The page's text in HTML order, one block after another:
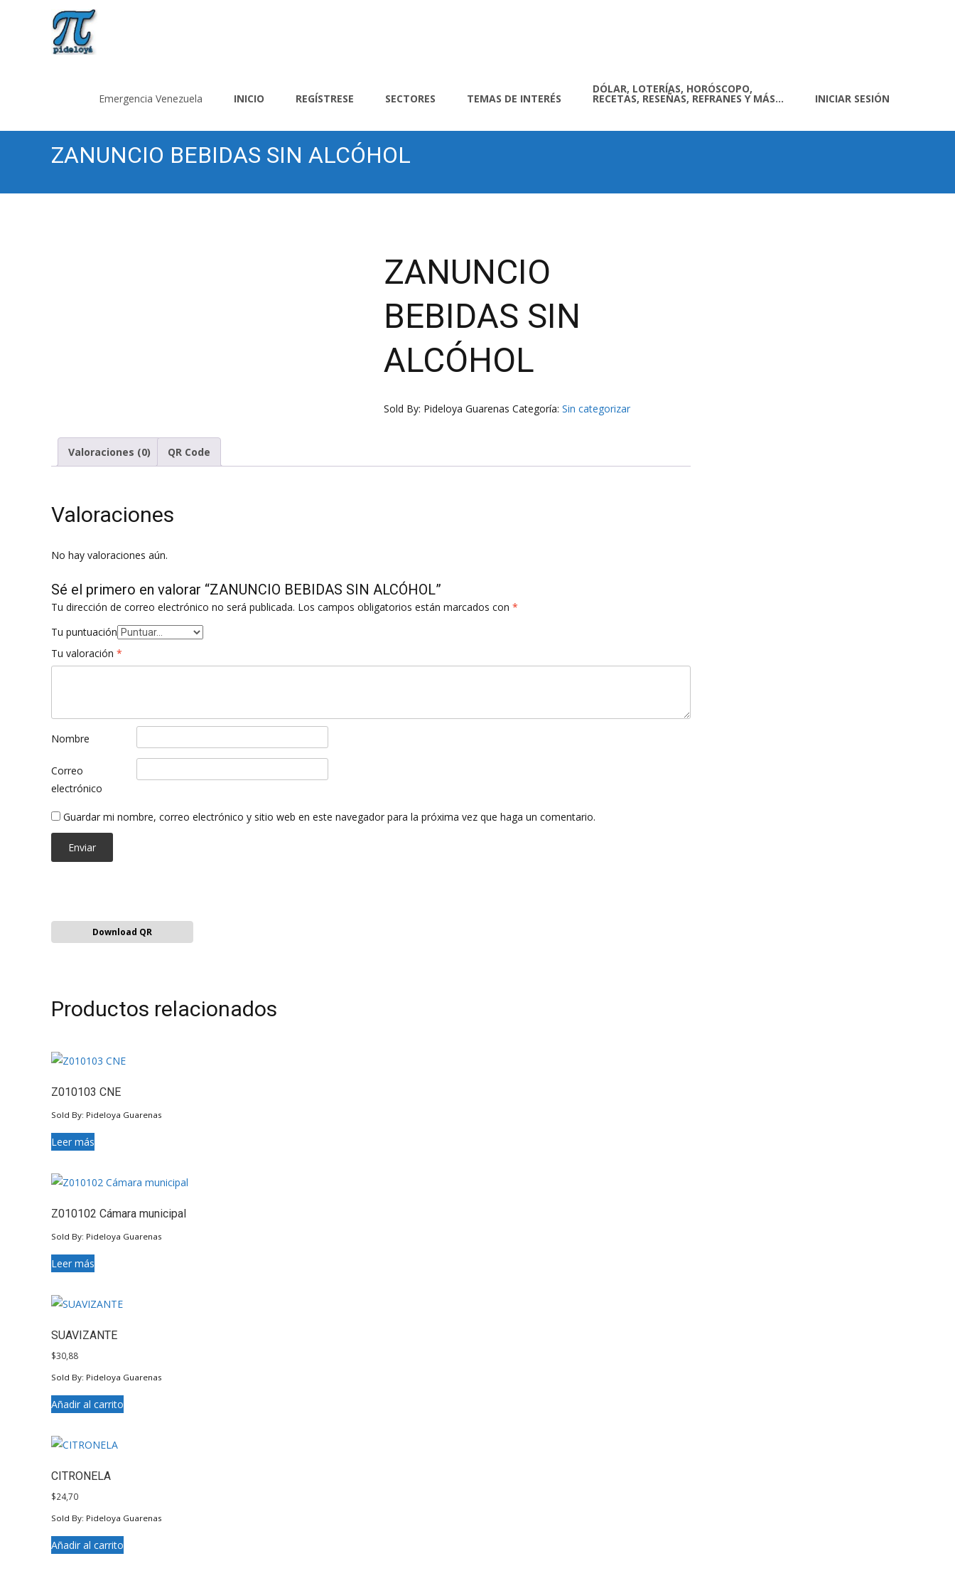
contenido
Emergencia Venezuela INICIO REGÍSTRESE SECTORES TEMAS DE INTERÉS
DÓLAR, LOTERÍAS, HORÓSCOPO,
RECETAS, RESEÑAS, REFRANES Y MÁS… INICIAR SESIÓN
ZANUNCIO BEBIDAS SIN ALCÓHOL
ZANUNCIO
BEBIDAS SIN
ALCÓHOL
Sold By: Pideloya Guarenas Categoría: Sin categorizar
Valoraciones (0) QR Code
Valoraciones
No hay valoraciones aún.
Sé el primero en valorar “ZANUNCIO BEBIDAS SIN ALCÓHOL”
Tu dirección de correo electrónico no será publicada. Los campos obligatorios están marcados con *
Tu puntuación
Tu valoración *
Nombre
Correo
electrónico
Guardar mi nombre, correo electrónico y sitio web en este navegador para la próxima vez que haga un comentario.
Download QR
Productos relacionados
Z010103 CNE
Sold By: Pideloya Guarenas
Leer más
Z010102 Cámara municipal
Sold By: Pideloya Guarenas
Leer más
SUAVIZANTE
$30,88
Sold By: Pideloya Guarenas
Añadir al carrito
CITRONELA
$24,70
Sold By: Pideloya Guarenas
Añadir al carrito